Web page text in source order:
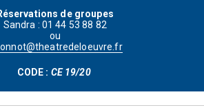
de groupes
Sandra : 01 44 53 88 82
ou
CODE : CE 19/20